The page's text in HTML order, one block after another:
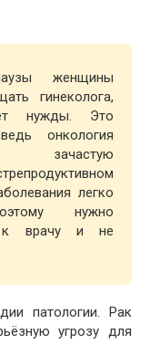
женщины
гинеколога,
нужды. Это
онкология
зачастую
легко
нужно
к врачу и не
патологии. Рак
угрозу для